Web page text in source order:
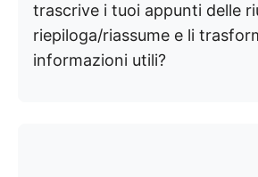
trascrive i tuoi appunti delle
riepiloga/riassume e li
informazioni utili?